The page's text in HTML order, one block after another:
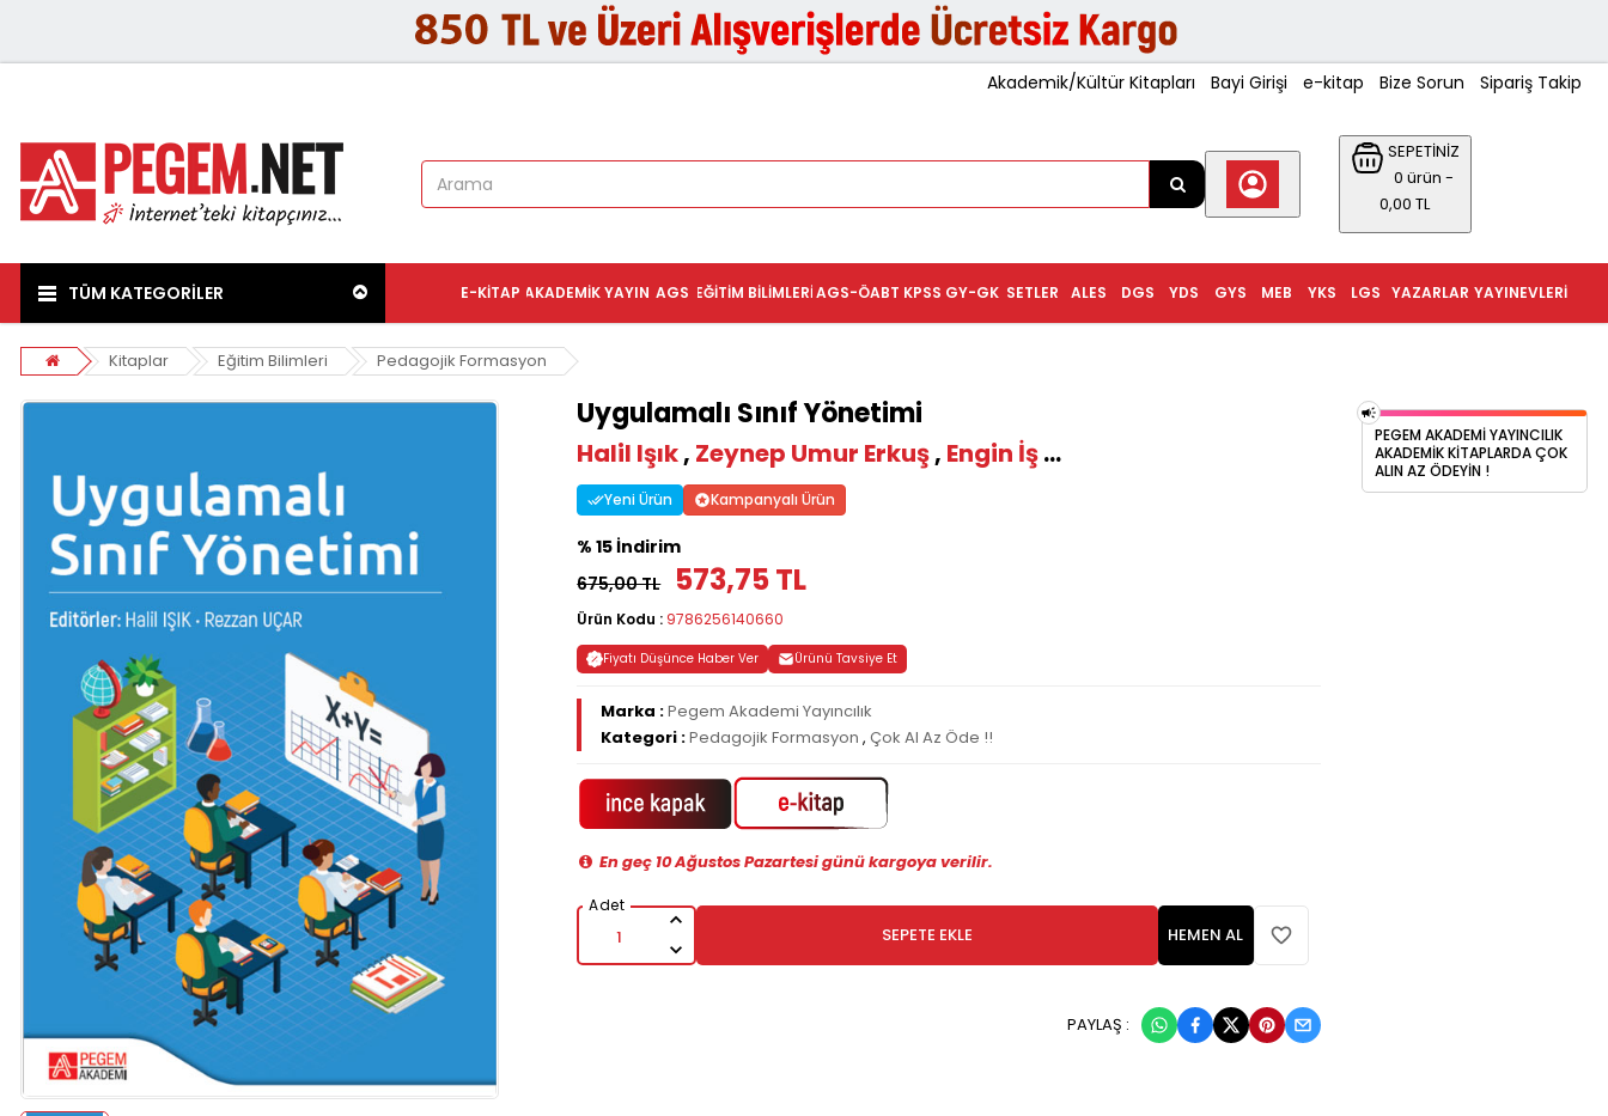
Akademik/Kültür Kitapları Bayi Girişi e-kitap Bize Sorun Sipariş Takip
SEPETİNİZ
0 ürün -
0,00 TL
TÜM KATEGORİLER YAYINEVLERI
YAZARLAR
LGS
YKS
MEB
GYS
YDS
DGS
ALES
SETLER
KPSS GY-GK
AGS-ÖABT
EĞITIM BILIMLERI
AGS
AKADEMIK YAYIN
E-KITAP
Kitaplar Eğitim Bilimleri Pedagojik Formasyon
Uygulamalı Sınıf Yönetimi
Halil Işık, Zeynep Umur Erkuş, Engin İş...
Yeni Ürün Kampanyalı Ürün
% 15 İndirim
675,00 TL
573,75 TL
Ürün Kodu : 9786256140660
Fiyatı Düşünce Haber Ver Ürünü Tavsiye Et
Marka :Pegem Akademi Yayıncılık
Kategori :Pedagojik Formasyon ,Çok Al Az Öde !!
En geç 10 Ağustos Pazartesi günü kargoya verilir.
SEPETE EKLE HEMEN AL
PAYLAŞ :
PEGEM AKADEMI YAYINCILIK
AKADEMIK KITAPLARDA ÇOK
ALIN AZ ÖDEYIN !